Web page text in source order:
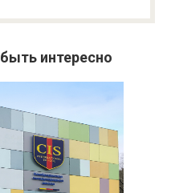
интересно